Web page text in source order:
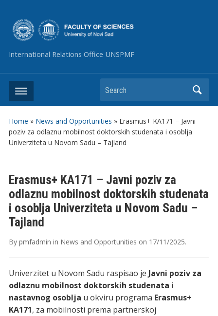
International Relations Office UNSPMF
Search
Home » News and Opportunities » Erasmus+ KA171 – Javni
poziv za odlaznu mobilnost doktorskih studenata i osoblja
Univerziteta u Novom Sadu – Tajland
Erasmus+ KA171 – Javni poziv za
odlaznu mobilnost doktorskih studenata
i osoblja Univerziteta u Novom Sadu –
Tajland
By pmfadmin in News and Opportunities on 17/11/2025.
Univerzitet u Novom Sadu raspisao je Javni poziv za
odlaznu mobilnost doktorskih studenata i
nastavnog osoblja u okviru programa Erasmus+
KA171, za mobilnosti prema partnerskoj